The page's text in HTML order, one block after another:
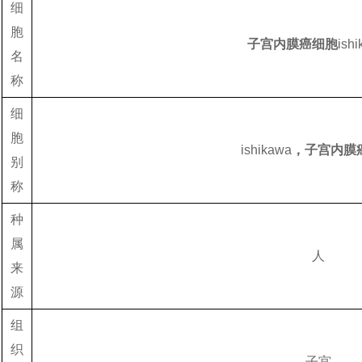
细
胞
名
称
子宫内膜癌细胞
细
胞
别
称
ishikawa ，子宫内膜
种
属
来
源
人
组
织